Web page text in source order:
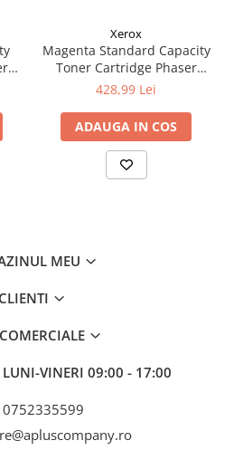
Xerox
Magenta Standard Capacity
Toner Cartridge Phaser
6510/WorkCentre 6515
428,99 Lei
ADAUGA IN COS
MEU
CLIENTI
LUNI-VINERI 09:00 - 17:00
0752335599